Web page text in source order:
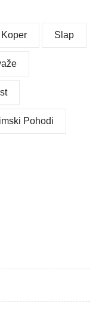
Slap
Pohodi